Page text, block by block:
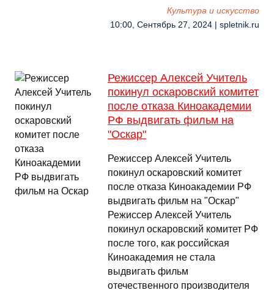
Культура и искусство
10:00, Сентябрь 27, 2024 | spletnik.ru
Режиссер Алексей Учитель
покинул оскаровский комитет
после отказа Киноакадемии
РФ выдвигать фильм на
"Оскар"
Режиссер Алексей Учитель
покинул оскаровский комитет
после отказа Киноакадемии РФ
выдвигать фильм на "Оскар"
Режиссер Алексей Учитель
покинул оскаровский комитет РФ
после того, как российская
Киноакадемия не стала
выдвигать фильм
отечественного производителя